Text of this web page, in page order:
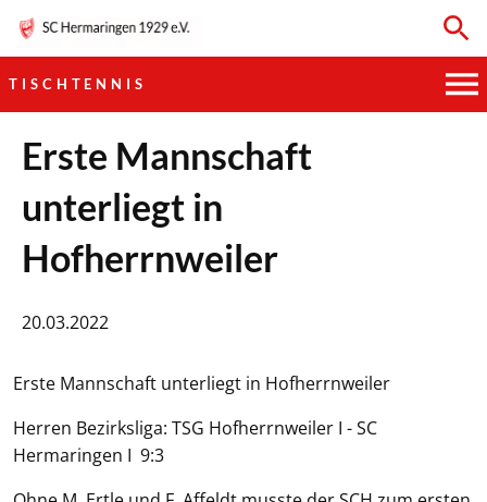
TISCHTENNIS
HAUPTVEREIN
SPORTKEGELN
FUSSBALL
BOGENSCHIESSEN
Erste Mannschaft
unterliegt in
Hofherrnweiler
20.03.2022
Erste Mannschaft unterliegt in Hofherrnweiler
Herren Bezirksliga: TSG Hofherrnweiler I - SC
Hermaringen I 9:3